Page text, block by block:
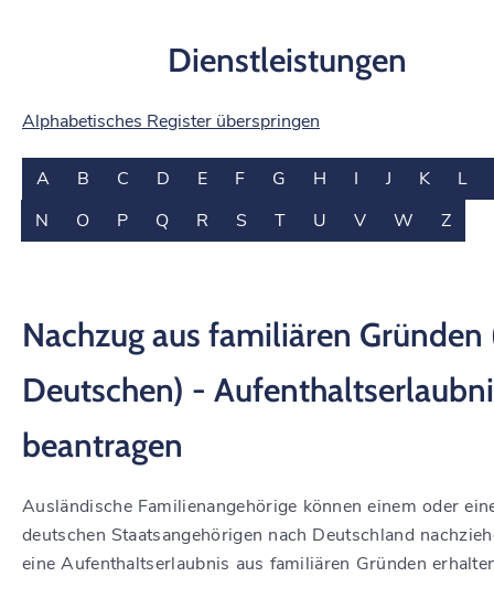
Dienstleistungen
Alphabetisches Register überspringen
A B C D E F G H I J K
L
N
O P Q R S T U V W Z
Nachzug aus familiären Gründen
Deutschen) -
beantragen
Ausländische Familienangehörige können einem oder
deutschen Staatsangehörigen nach Deutschland
eine Aufenthaltserlaubnis aus familiären Gründen